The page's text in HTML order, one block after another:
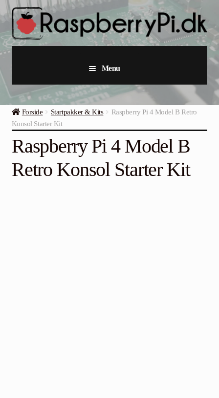
Spring
til
navigation
Spring
til
indhold
Menu
Raspberry Pi
Startpakker & Kits
Industriel Raspberry Pi
Raspberry Pi Tilbehør
Forside Startpakker & Kits
Raspberry Pi 4 Model B Retro
Konsol Starter Kit
Raspberry Pi 4 Model B
Retro Konsol Starter Kit